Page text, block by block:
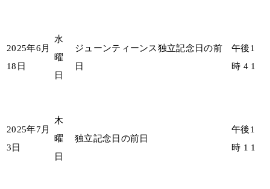
2025年6月
18日
水
曜
日
ジューンティーンス独立記念日の前
日
午後1
時 4 1
2025年7月
3日
木
曜
日
独立記念日の前日
午後1
時 1 1